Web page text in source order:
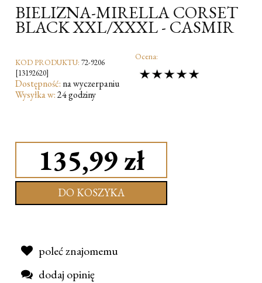
BIELIZNA-MIRELLA CORSET
BLACK XXL/XXXL - CASMIR
KOD PRODUKTU: 72-9206
[13192620]
Dostępność: na wyczerpaniu
Wysyłka w:24 godziny
Ocena:
135,99 zł
DO KOSZYKA
poleć znajomemu
dodaj opinię